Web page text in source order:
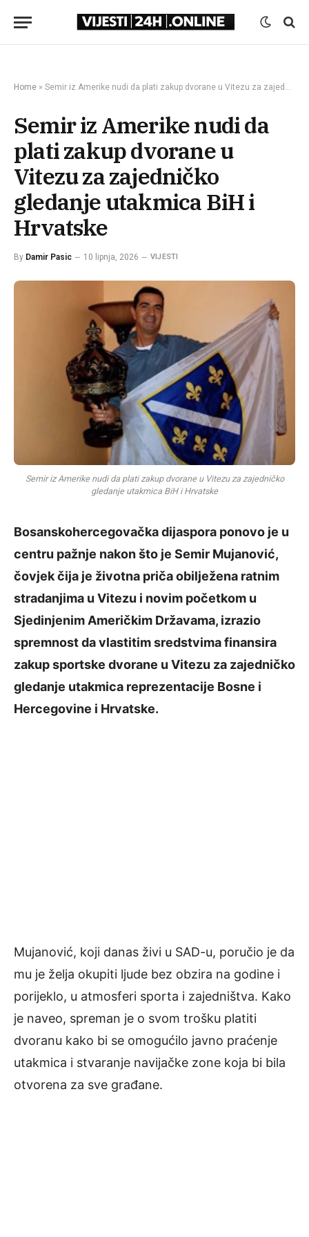
Home » Semir iz Amerike nudi da plati zakup dvorane u Vitezu za zajedničko gledanje utakmica BiH i Hrvatske
Semir iz Amerike nudi da
plati zakup dvorane u
Vitezu za zajedničko
gledanje utakmica BiH i
Hrvatske
By Damir Pasic 10 lipnja, 2026 VIJESTI
Semir iz Amerike nudi da plati zakup dvorane u Vitezu za zajedničko
gledanje utakmica BiH i Hrvatske
Bosanskohercegovačka dijaspora ponovo je u
centru pažnje nakon što je Semir Mujanović,
čovjek čija je životna priča obilježena ratnim
stradanjima u Vitezu i novim početkom u
Sjedinjenim Američkim Državama, izrazio
spremnost da vlastitim sredstvima finansira
zakup sportske dvorane u Vitezu za zajedničko
gledanje utakmica reprezentacije Bosne i
Hercegovine i Hrvatske.
Mujanović, koji danas živi u SAD-u, poručio je da
mu je želja okupiti ljude bez obzira na godine i
porijeklo, u atmosferi sporta i zajedništva. Kako
je naveo, spreman je o svom trošku platiti
dvoranu kako bi se omogućilo javno praćenje
utakmica i stvaranje navijačke zone koja bi bila
otvorena za sve građane.